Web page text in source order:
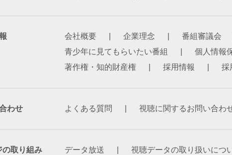
会社概要 企業理念 番組審議会
青少年に見てもらいたい番組
個人情報
著作権・知的財産権
採用情報 採
わせ よくある質問 視聴に関するお問い合わ
の取り組み データ放送 視聴データの取り扱いにつ